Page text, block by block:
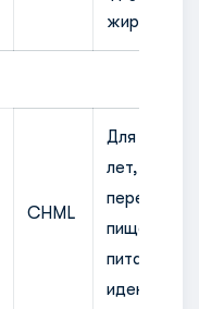
жирные
CHML
Для
лет,
пища,
питания